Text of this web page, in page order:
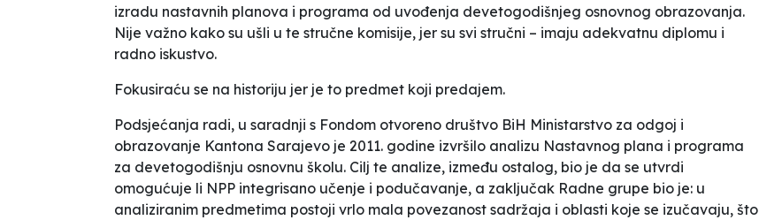
izradu nastavnih planova i programa od uvođenja devetogodišnjeg osnovnog obrazovanja.
Nije važno kako su ušli u te stručne komisije, jer su svi stručni – imaju adekvatnu diplomu i
radno iskustvo.
Fokusiraću se na historiju jer je to predmet koji predajem.
Podsjećanja radi, u saradnji s Fondom otvoreno društvo BiH Ministarstvo za odgoj i
obrazovanje Kantona Sarajevo je 2011. godine izvršilo analizu Nastavnog plana i programa
za devetogodišnju osnovnu školu. Cilj te analize, između ostalog, bio je da se utvrdi
omogućuje li NPP integrisano učenje i podučavanje, a zaključak Radne grupe bio je: u
analiziranim predmetima postoji vrlo mala povezanost sadržaja i oblasti koje se izučavaju, što